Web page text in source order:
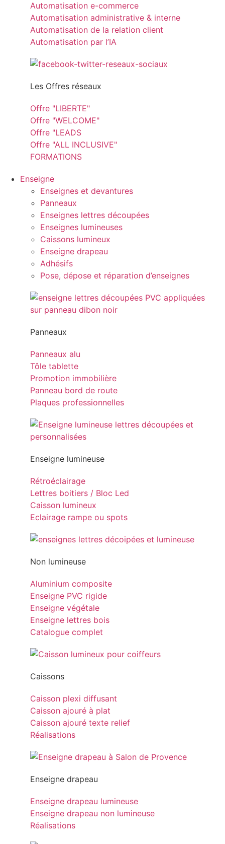
Automatisation e-commerce
Automatisation administrative & interne
Automatisation de la relation client
Automatisation par l’IA
Les Offres réseaux
Offre "LIBERTE"
Offre "WELCOME"
Offre "LEADS
Offre "ALL INCLUSIVE"
FORMATIONS
Enseigne
Enseignes et devantures
Panneaux
Enseignes lettres découpées
Enseignes lumineuses
Caissons lumineux
Enseigne drapeau
Adhésifs
Pose, dépose et réparation d’enseignes
Panneaux
Panneaux alu
Tôle tablette
Promotion immobilière
Panneau bord de route
Plaques professionnelles
Enseigne lumineuse
Rétroéclairage
Lettres boitiers / Bloc Led
Caisson lumineux
Eclairage rampe ou spots
Non lumineuse
Aluminium composite
Enseigne PVC rigide
Enseigne végétale
Enseigne lettres bois
Catalogue complet
Caissons
Caisson plexi diffusant
Caisson ajouré à plat
Caisson ajouré texte relief
Réalisations
Enseigne drapeau
Enseigne drapeau lumineuse
Enseigne drapeau non lumineuse
Réalisations